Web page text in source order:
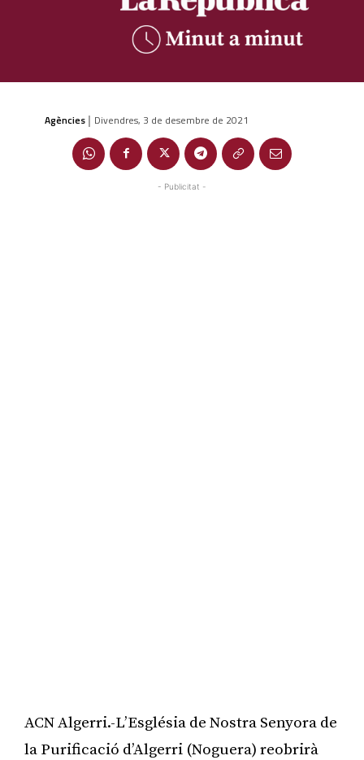
Agències | Divendres, 3 de desembre de 2021
- Publicitat -
ACN Algerri.-L’Església de Nostra Senyora de
la Purificació d’Algerri (Noguera) reobrirà